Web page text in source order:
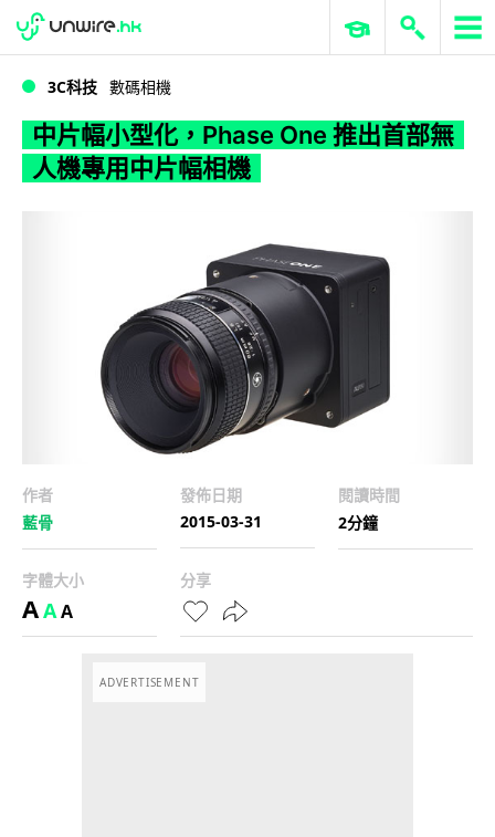
WWDC 2026 ERP 與商業 AI
3C科技 數碼相機
中片幅小型化，Phase One 推出首部無
人機專用中片幅相機
作者
藍骨
發佈日期
2015-03-31
閱讀時間
2分鐘
字體大小
AAA
分享
ADVERTISEMENT